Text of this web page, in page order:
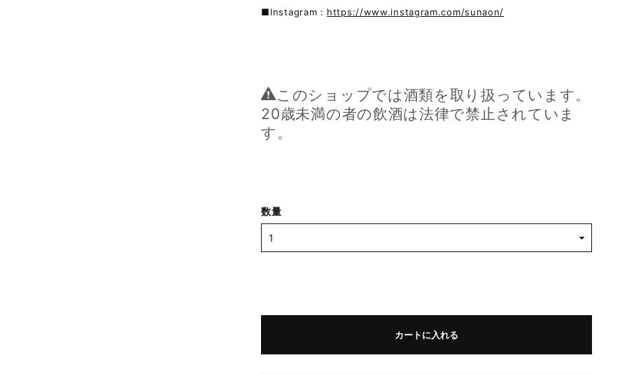
■Instagram： https://www.instagram.com/sunaon/
このショップでは酒類を取り扱っています。
20歳未満の者の飲酒は法律で禁止されていま
す。
数量
カートに入れる